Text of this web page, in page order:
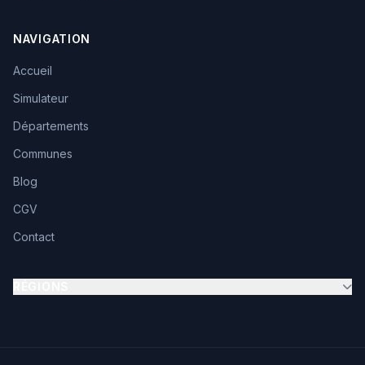
NAVIGATION
Accueil
Simulateur
Départements
Communes
Blog
CGV
Contact